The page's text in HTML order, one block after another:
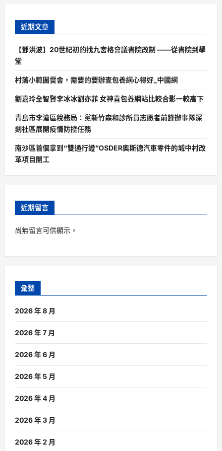
近期文章
【鄧洪波】20世紀初的找九宮格會議書院改制 ——從書院到學
堂
村落小範圍黌舍，需要的要辦查包養網心得好_中國網
劉嘉玲全智賢李冰冰劉亦菲 女神喜包養網站比較合影一較高下
青島市李滄區稅務局：黨新竹森和診所員志愿者前鋒辦事隊深
刻社區展開疫情防控任務
南沙區首個拿到“雙通行證”OSDER奧斯德汽車零件的城中村改
革項目開工
近期留言
尚無留言可供顯示。
彙整
2026 年 8 月
2026 年 7 月
2026 年 6 月
2026 年 5 月
2026 年 4 月
2026 年 3 月
2026 年 2 月